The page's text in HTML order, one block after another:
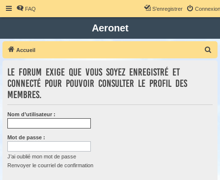
FAQ Connexion
S’enregistrer
Aeronet
Accueil
Le forum exige que vous soyez enregistré et
connecté pour pouvoir consulter le profil des
membres.
Nom d’utilisateur :
Mot de passe :
J’ai oublié mon mot de passe
Renvoyer le courriel de confirmation